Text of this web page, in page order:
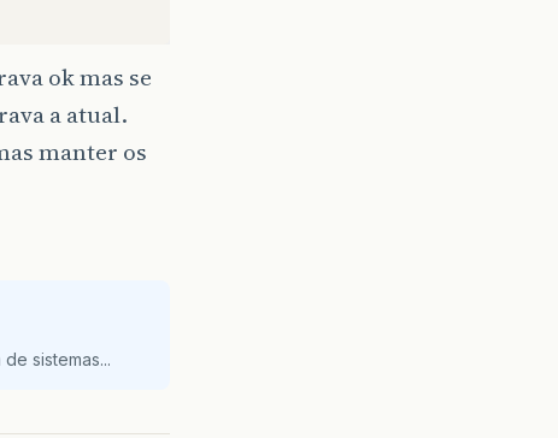
ok mas se
a atual.
manter os
sistemas...